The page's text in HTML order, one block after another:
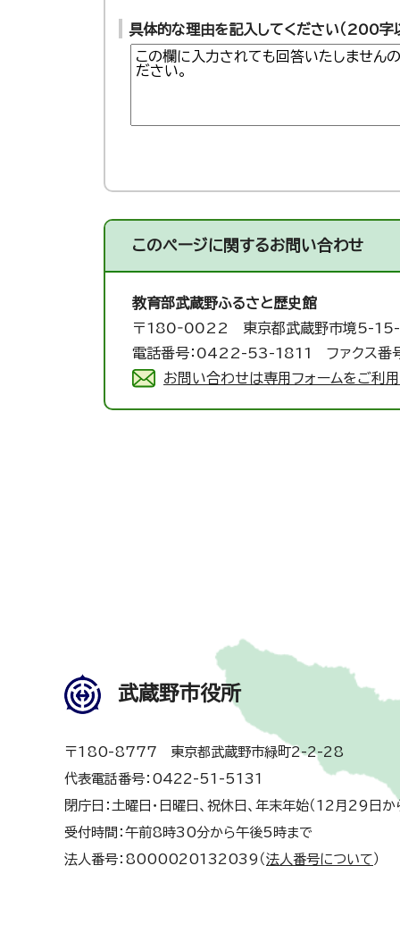
具体的な理由を記入してください（200字
このページに関するお問い合わせ
教育部武蔵野ふるさと歴史館
〒180‐0022 東京都武蔵野市境5-
電話番号：0422-53-1811 ファクス
お問い合わせは専用フォームをご利用
武蔵野市役所
〒180-8777 東京都武蔵野市緑町2-2-28
代表電話番号：0422-51-5131
閉庁日：土曜日・日曜日、祝休日、年末年始（12月29日
受付時間：午前8時30分から午後5時まで
法人番号：8000020132039（ 法人番号について ）